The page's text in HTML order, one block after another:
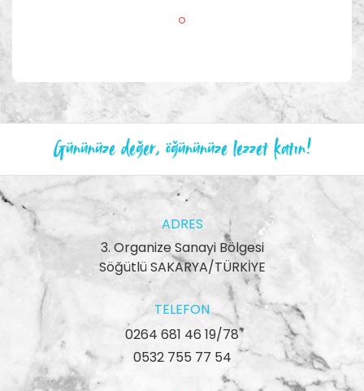
Gününüze değer, öğününüze lezzet katın!
ADRES
3. Organize Sanayi Bölgesi
Söğütlü SAKARYA/TÜRKİYE
TELEFON
0264 681 46 19/78
0532 755 77 54